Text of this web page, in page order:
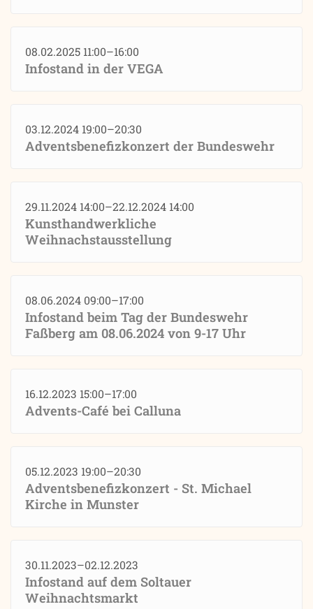
08.02.2025 11:00–16:00
Infostand in der VEGA
03.12.2024 19:00–20:30
Adventsbenefizkonzert der Bundeswehr
29.11.2024 14:00–22.12.2024 14:00
Kunsthandwerkliche
Weihnachstausstellung
08.06.2024 09:00–17:00
Infostand beim Tag der Bundeswehr
Faßberg am 08.06.2024 von 9-17 Uhr
16.12.2023 15:00–17:00
Advents-Café bei Calluna
05.12.2023 19:00–20:30
Adventsbenefizkonzert - St. Michael
Kirche in Munster
30.11.2023–02.12.2023
Infostand auf dem Soltauer
Weihnachtsmarkt